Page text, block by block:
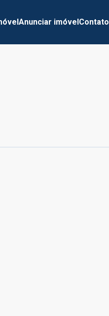
Anunciar imóvelContato